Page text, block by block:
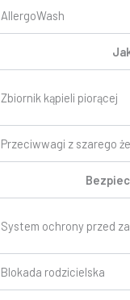
AllergoWash
Zbiornik kąpieli piorącej
Przeciwwagi z szarego
System ochrony przed
Blokada rodzicielska